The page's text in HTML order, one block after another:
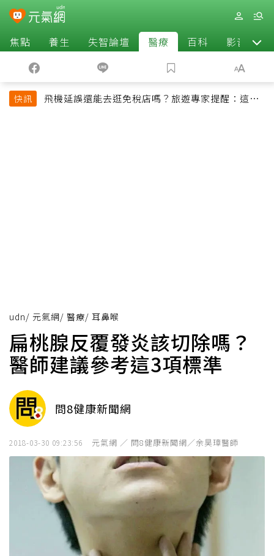
焦點 養生 失智論壇 醫療 百科 影音
快訊
飛機延誤還能去逛免稅店嗎？旅遊專家提醒：這個
udn/ 元氣網/ 醫療/ 耳鼻喉
扁桃腺反覆發炎該切除嗎？
醫師建議參考這3項標準
問8健康新聞網
2018-03-30 09:23:56 元氣網 ／ 問8健康新聞網／余昊璋醫師